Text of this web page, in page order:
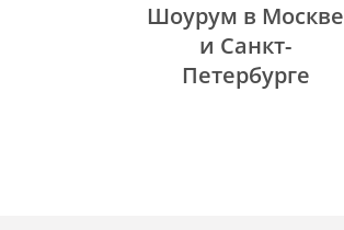
Шоурум в Москве
и Санкт-
Петербурге